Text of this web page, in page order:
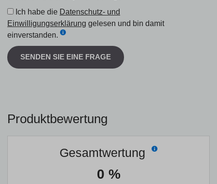
Ich habe die Datenschutz- und
Einwilligungserklärung gelesen und bin damit
einverstanden.
SENDEN SIE EINE FRAGE
Produktbewertung
Gesamtwertung
0 %